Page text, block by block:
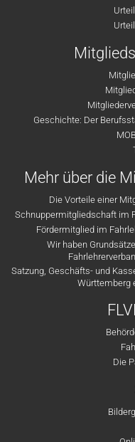
Geschichte: Der
Mehr über die
Die Vorteile einer
Schnuppermitgliedschaft im
Fördermitglied im
Wir haben
Satzung, Geschäfts- und
Württemberg
Die